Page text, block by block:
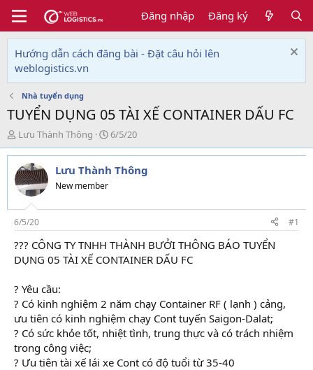
Đăng nhập Đăng ký
Hướng dẫn cách đăng bài - Đặt câu hỏi lên
weblogistics.vn
Nhà tuyển dụng
TUYỂN DỤNG 05 TÀI XẾ CONTAINER DẤU FC
T
h
r
e
a
d
s
t
a
r
t
r
Lưu Thành Thông
N
g
à
y
i
6/5/20
Lưu Thành Thông
New member
6/5/20 #1
??? CÔNG TY TNHH THÀNH BƯỞI THÔNG BÁO TUYỂN
DỤNG 05 TÀI XẾ CONTAINER DẤU FC
? Yêu cầu:
? Có kinh nghiệm 2 năm chạy Container RF ( lạnh ) cảng,
ưu tiên có kinh nghiệm chạy Cont tuyến Saigon-Dalat;
? Có sức khỏe tốt, nhiệt tình, trung thực và có trách nhiệm
trong công việc;
? Ưu tiên tài xế lái xe Cont có độ tuổi từ 35-40